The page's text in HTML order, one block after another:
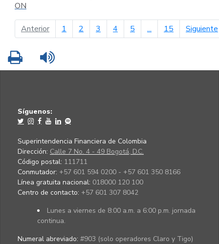
ON
Anteriorpágina anterior
1 2 3 4 5 ... 15 Siguiente
Imprimir
Síguenos:
Superintendencia Financiera de Colombia
Dirección: Calle 7 No. 4 - 49 Bogotá, D.C.
Código postal: 111711
Conmutador: +57 601 594 0200 - +57 601 350 8166
Línea gratuita nacional: 018000 120 100
Centro de contacto: +57 601 307 8042
Lunes a viernes de 8:00 a.m. a 6:00 p.m. jornada
continua.
Numeral abreviado: #903 (solo operadores Claro y Tigo)